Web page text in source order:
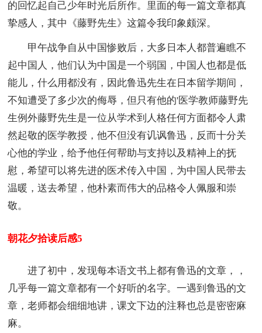
的回忆起自己少年时光后所作。里面的每一篇文章都真
挚感人，其中《藤野先生》这篇令我印象颇深。
甲午战争自从中国惨败后，大多日本人都普遍瞧不
起中国人，他们认为中国是一个弱国，中国人也都是低
能儿，什么用都没有，因此鲁迅先生在日本留学期间，
不知遭受了多少次的侮辱，但只有他的'医学教师藤野先
生例外藤野先生是一位从学术到人格任何方面都令人肃
然起敬的医学教授，他不但没有讥讽鲁迅，反而十分关
心他的学业，给予他任何帮助与支持以及精神上的抚
慰，希望可以将先进的医术传入中国，为中国人民带去
温暖，送去希望，他朴素而伟大的品格令人佩服和崇
敬。
朝花夕拾读后感5
进了初中，发现每本语文书上都有鲁迅的文章，，
几乎每一篇文章都有一个好听的名字。一遇到鲁迅的文
章，老师都会细细地讲，课文下边的注释也总是密密麻
麻。